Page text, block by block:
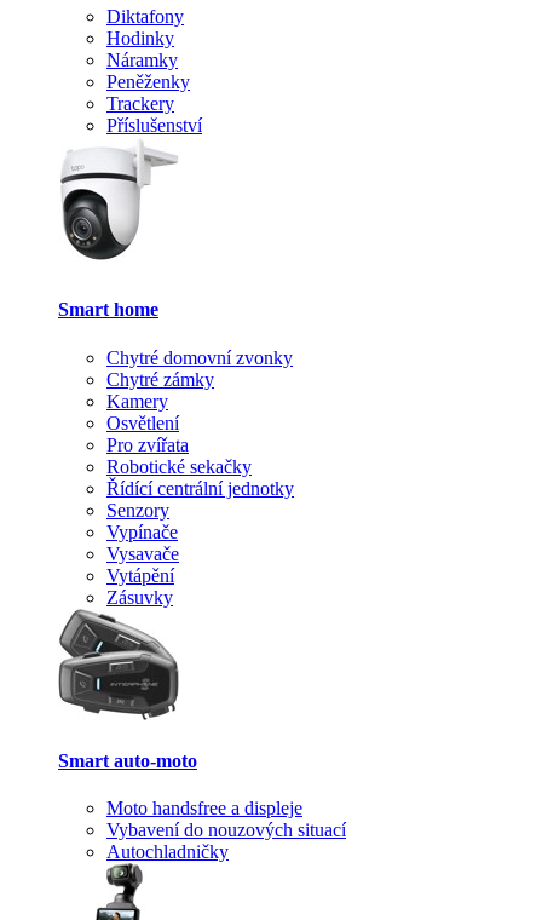
Diktafony
Hodinky
Náramky
Peněženky
Trackery
Příslušenství
Smart home
Chytré domovní zvonky
Chytré zámky
Kamery
Osvětlení
Pro zvířata
Robotické sekačky
Řídící centrální jednotky
Senzory
Vypínače
Vysavače
Vytápění
Zásuvky
Smart auto-moto
Moto handsfree a displeje
Vybavení do nouzových situací
Autochladničky